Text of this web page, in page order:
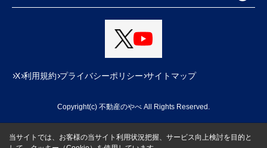
X 利用規約 プライバシーポリシー サイトマップ
Copyright(c) 不動産のやべ All Rights Reserved.
当サイトでは、お客様の当サイト利用状況把握、サービス向上検討を目的と